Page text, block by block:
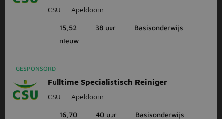
CSU Apeldoorn
15,52 38 uur
Basisonderwijs
nieuw
GESPONSORD
Fulltime Specialistisch Reiniger
CSU Apeldoorn
16,70 40 uur
Basisonderwijs